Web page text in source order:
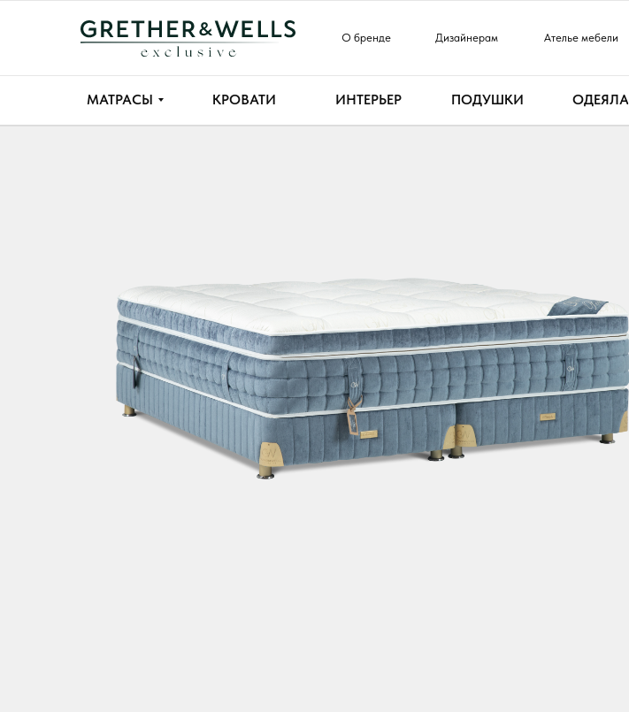
Ателье мебели
Дизайнерам
О бренде
МАТРАСЫ ПОДУШКИ ОДЕЯЛА
КРОВАТИ ИНТЕРЬЕР